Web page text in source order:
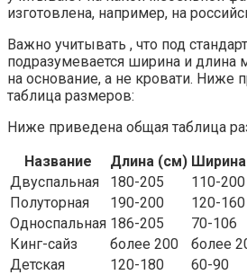
изготовлена, например, на
Важно учитывать , что под
подразумевается ширина и длина
на основание, а не кровати. Ниже
таблица размеров:
Ниже приведена общая таблица
Название
Длина (см)
Двуспальная
180-205
110-200
Полуторная
190-200
120-160
Односпальная 186-205
70-106
Кинг-сайз
более 200
более
Детская
120-180
60-90